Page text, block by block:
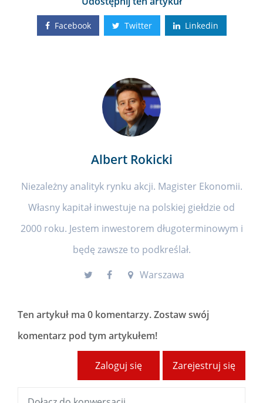
Facebook Twitter Linkedin
Albert Rokicki
Niezależny analityk rynku akcji. Magister Ekonomii.
Własny kapitał inwestuje na polskiej giełdzie od
2000 roku. Jestem inwestorem długoterminowym i
będę zawsze to podkreślał.
Warszawa
Ten artykuł ma 0 komentarzy. Zostaw swój
komentarz pod tym artykułem!
Zarejestruj się
Zaloguj się